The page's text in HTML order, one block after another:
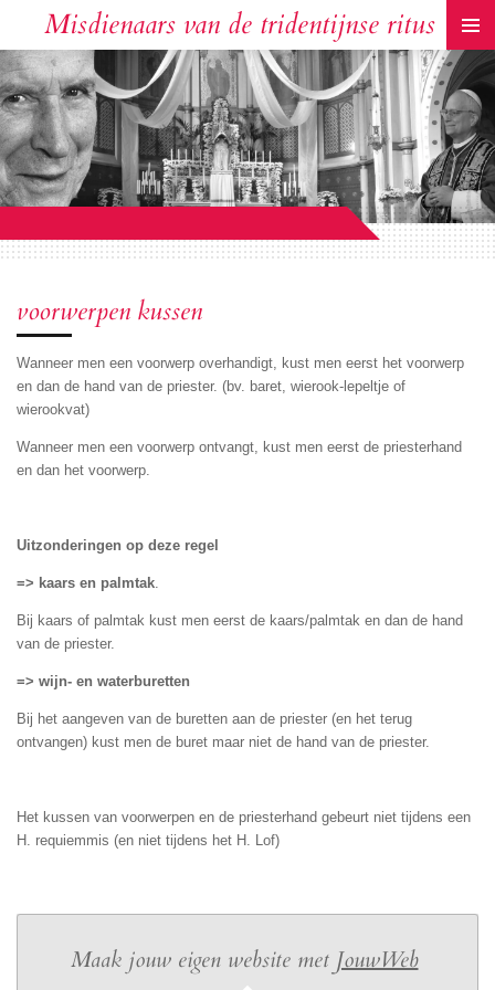
naar
de
hoofdinhoud
Misdienaars van de tridentijnse ritus
voorwerpen kussen
Wanneer men een voorwerp overhandigt, kust men eerst het voorwerp
en dan de hand van de priester. (bv. baret, wierook-lepeltje of
wierookvat)
Wanneer men een voorwerp ontvangt, kust men eerst de priesterhand
en dan het voorwerp.
Uitzonderingen op deze regel
=> kaars en palmtak
Bij kaars of palmtak kust men eerst de kaars/palmtak en dan de hand
van de priester.
=> wijn- en waterburetten
Bij het aangeven van de buretten aan de priester (en het terug
ontvangen) kust men de buret maar niet de hand van de priester.
Het kussen van voorwerpen en de priesterhand gebeurt niet tijdens een
H. requiemmis (en niet tijdens het H. Lof)
Maak jouw eigen website met JouwWeb